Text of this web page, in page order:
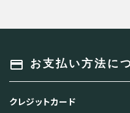
payment お支払い方法に
クレジットカード